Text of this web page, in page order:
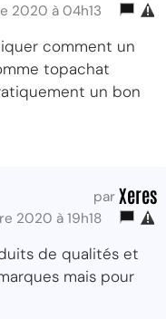
2020 à 04h13
comment un
topachat
un bon
par Xeres
2020 à 19h18
de qualités et
mais pour